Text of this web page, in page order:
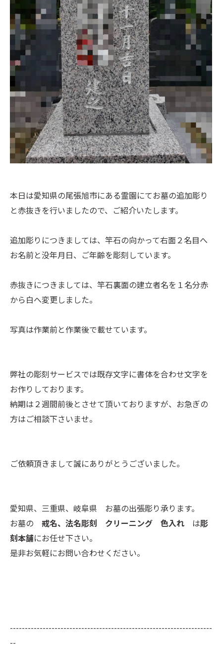
本日は愛知県の尾張旭市にある霊園にてお墓の追加彫り
と赤抜きを行いましたので、ご紹介いたします。
追加彫りにつきましては、竿石の向かって右面２名目へ
お名前と没年月日、ご年齢を彫刻しています。
赤抜きにつきましては、竿石裏面の建立者名を１名分赤
から白へ変更しました。
写真は作業前と作業後で載せています。
弊社の彫刻サービスでは既存文字に書体を合わせ文字を
お作りしております。
納期は２週間前後とさせて頂いておりますが、お急ぎの
方はご相談下さいませ。
ご依頼頂きまして誠にありがとうございました。
愛知県、三重県、岐阜県 お墓の出張彫り承ります。
お墓の 戒名、法名彫刻 クリーニング 色入れ は彫
刻本舗にお任せ下さい。
是非お気軽にお問い合わせください。
--------------------------------------------------------------------
--